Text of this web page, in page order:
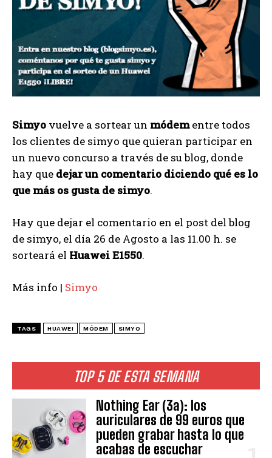
TOP 5 DE ESTA SEMANA
Nothing Ear (3a): los
auriculares de 99 euros que
pueden grabar hasta lo que
acabas de escuchar
Simyo vuelve a sortear un módementre todos
los clientes de simyo que quieran participar en
un nuevo concurso a través de su blog, donde
hay que dejar un comentario diciendo qué es lo
que más os gusta de simyo.
Hay que dejar el comentario en el post del blog
de simyo, el día 26 de Agosto a las 11.00 h. se
sorteará el Huawei E1550.
Más info | Simyo
TAGS HUAWEI MÓDEM SIMYO